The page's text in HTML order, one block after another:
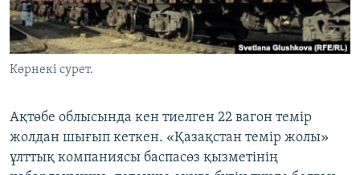
Басқа тілдерде
Көрнекі сурет.
Ақтөбе облысында кен тиелген 22 вагон темір
жолдан шығып кеткен. «Қазақстан темір жолы»
ұлттық компаниясы баспасөз қызметінің